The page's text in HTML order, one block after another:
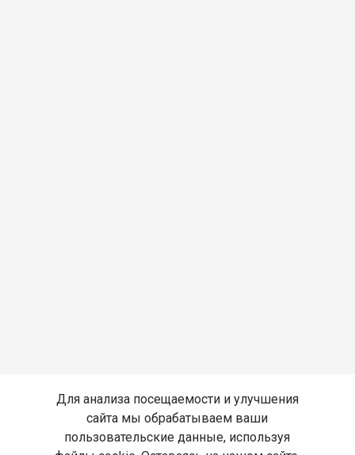
Для анализа посещаемости и улучшения
сайта мы обрабатываем ваши
пользовательские данные, используя